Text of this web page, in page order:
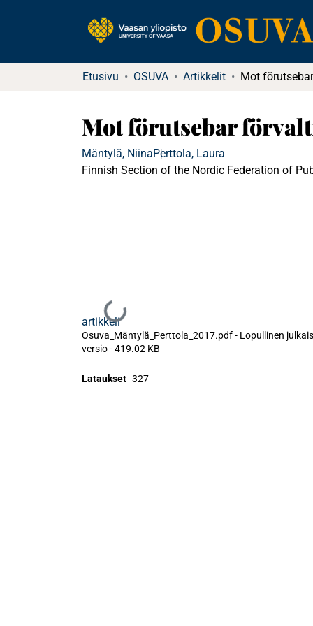
Etusivu OSUVA Artikkelit
Mot förutsebar
Mäntylä, NiinaPerttola, Laura
Finnish Section of the Nordic Federation of
Ladataan...
artikkeli
Osuva_Mäntylä_Perttola_2017.pdf - Lopullinen
versio-419.02 KB
Lataukset 327